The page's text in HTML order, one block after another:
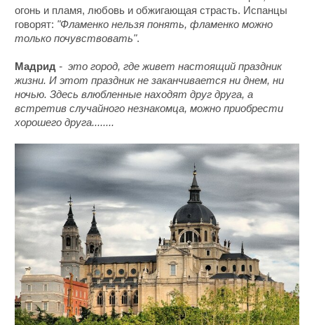
огонь и пламя, любовь и обжигающая страсть. Испанцы
говорят: "Фламенко нельзя понять, фламенко можно
только почувствовать".
Мадрид - это город, где живет настоящий праздник
жизни. И этот праздник не заканчивается ни днем, ни
ночью. Здесь влюбленные находят друг друга, а
встретив случайного незнакомца, можно приобрести
хорошего друга........